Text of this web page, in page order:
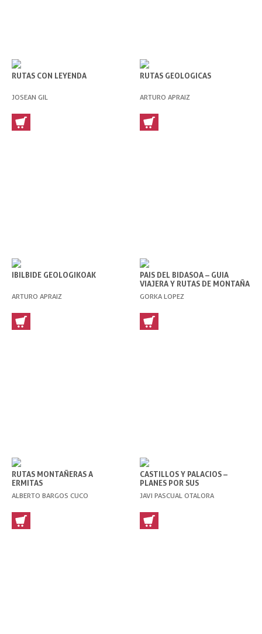
RUTAS CON LEYENDA
JOSEAN GIL
RUTAS GEOLOGICAS
ARTURO APRAIZ
IBILBIDE GEOLOGIKOAK
ARTURO APRAIZ
PAIS DEL BIDASOA – GUIA
VIAJERA Y RUTAS DE MONTAÑA
GORKA LOPEZ
RUTAS MONTAÑERAS A
ERMITAS
ALBERTO BARGOS CUCO
CASTILLOS Y PALACIOS –
PLANES POR SUS
ALREDEDORES
JAVI PASCUAL OTALORA